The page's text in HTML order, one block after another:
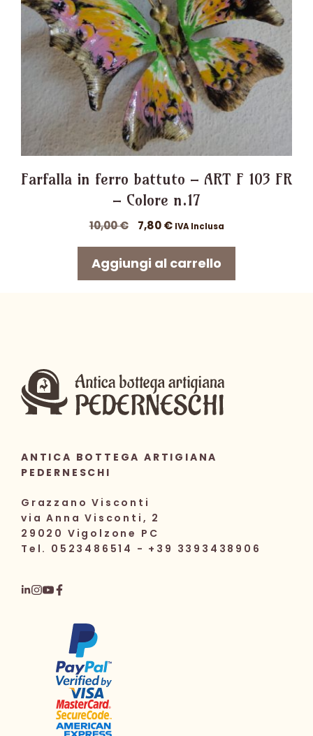
Farfalla in ferro battuto – ART F 103 FR
– Colore n.17
10,00€
Il
originale
era:
7,80€Il
attuale
IVA Inclusa
Aggiungi al carrello
ANTICA BOTTEGA ARTIGIANA
PEDERNESCHI
Grazzano Visconti
via Anna Visconti, 2
29020 Vigolzone PC
Tel. 0523486514 - +39 3393438906